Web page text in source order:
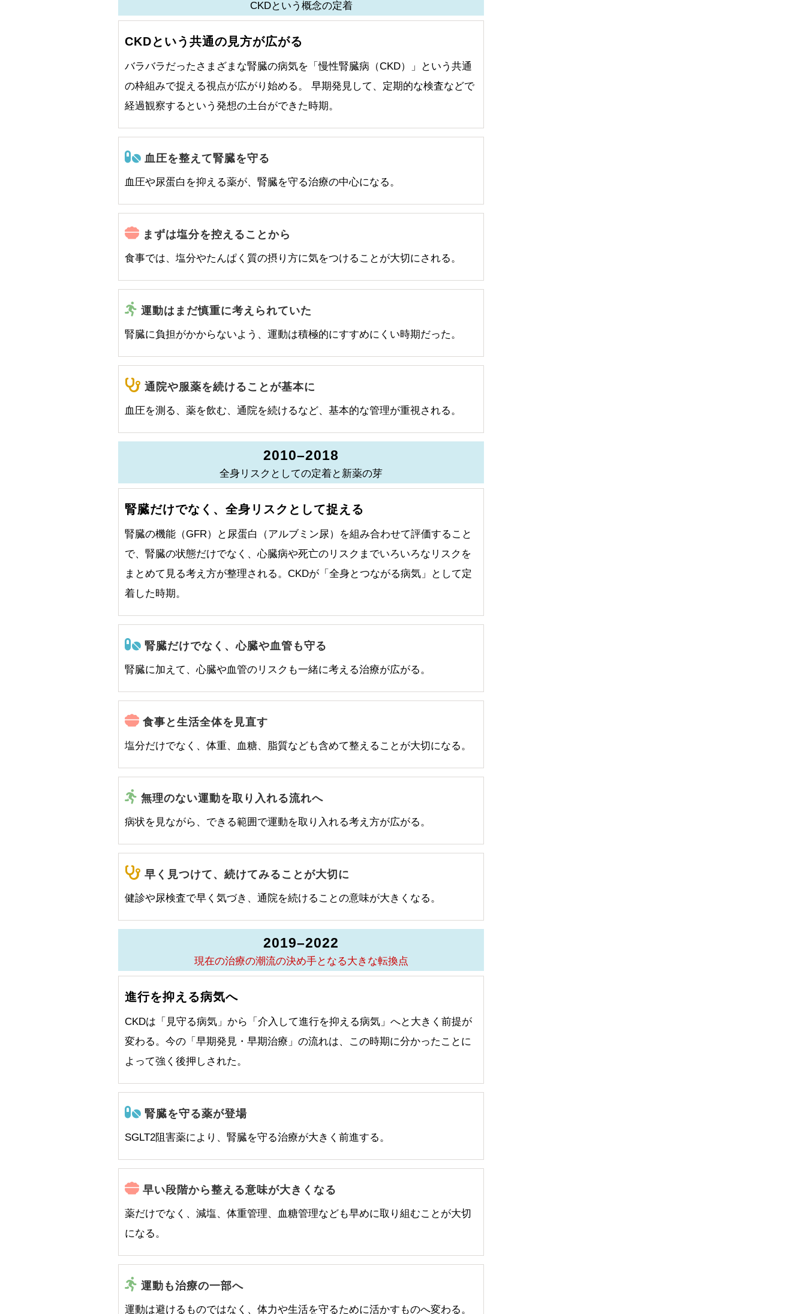
CKDという概念の定着
CKDという共通の見方が広がる
バラバラだったさまざまな腎臓の病気を「慢性腎臓病（CKD）」という共通
の枠組みで捉える視点が広がり始める。 早期発見して、定期的な検査などで
経過観察するという発想の土台ができた時期。
血圧を整えて腎臓を守る
血圧や尿蛋白を抑える薬が、腎臓を守る治療の中心になる。
まずは塩分を控えることから
食事では、塩分やたんぱく質の摂り方に気をつけることが大切にされる。
運動はまだ慎重に考えられていた
腎臓に負担がかからないよう、運動は積極的にすすめにくい時期だった。
通院や服薬を続けることが基本に
血圧を測る、薬を飲む、通院を続けるなど、基本的な管理が重視される。
2010–2018
全身リスクとしての定着と新薬の芽
腎臓だけでなく、全身リスクとして捉える
腎臓の機能（GFR）と尿蛋白（アルブミン尿）を組み合わせて評価すること
で、腎臓の状態だけでなく、心臓病や死亡のリスクまでいろいろなリスクを
まとめて見る考え方が整理される。CKDが「全身とつながる病気」として定
着した時期。
腎臓だけでなく、心臓や血管も守る
腎臓に加えて、心臓や血管のリスクも一緒に考える治療が広がる。
食事と生活全体を見直す
塩分だけでなく、体重、血糖、脂質なども含めて整えることが大切になる。
無理のない運動を取り入れる流れへ
病状を見ながら、できる範囲で運動を取り入れる考え方が広がる。
早く見つけて、続けてみることが大切に
健診や尿検査で早く気づき、通院を続けることの意味が大きくなる。
2019–2022
現在の治療の潮流の決め手となる大きな転換点
進行を抑える病気へ
CKDは「見守る病気」から「介入して進行を抑える病気」へと大きく前提が
変わる。今の「早期発見・早期治療」の流れは、この時期に分かったことに
よって強く後押しされた。
腎臓を守る薬が登場
SGLT2阻害薬により、腎臓を守る治療が大きく前進する。
早い段階から整える意味が大きくなる
薬だけでなく、減塩、体重管理、血糖管理なども早めに取り組むことが大切
になる。
運動も治療の一部へ
運動は避けるものではなく、体力や生活を守るために活かすものへ変わる。